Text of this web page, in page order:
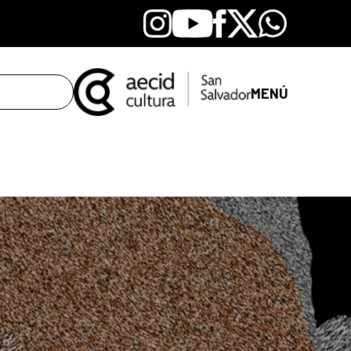
Instagram
YoutubeFacebook
X Whatsapp
MENÚ